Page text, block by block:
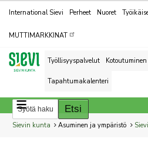
Kohderyhmät
International Sievi Perheet Nuoret
MUTTIMARKKINAT
Työllisyyspalvelut
Tapahtumakalenteri
Breadcrumbs
You
Sievin kunta Asuminen ja ympäristö